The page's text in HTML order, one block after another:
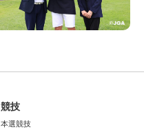
競技
本選競技